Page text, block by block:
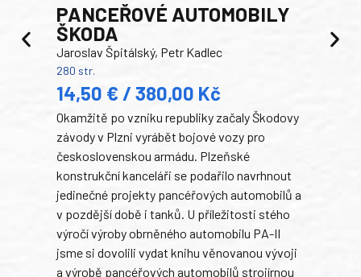
PANCEŘOVÉ AUTOMOBILY
ŠKODA
Jaroslav Špitálský, Petr Kadlec
280 str.
14,50 € / 380,00 Kč
Okamžitě po vzniku republiky začaly Škodovy
závody v Plzni vyrábět bojové vozy pro
československou armádu. Plzeňské
konstrukční kanceláři se podařilo navrhnout
jedinečné projekty pancéřových automobilů a
v pozdější době i tanků. U příležitosti stého
výročí výroby obrněného automobilu PA-II
jsme si dovolili vydat knihu věnovanou vývoji
a výrobě pancéřových automobilů strojírnou